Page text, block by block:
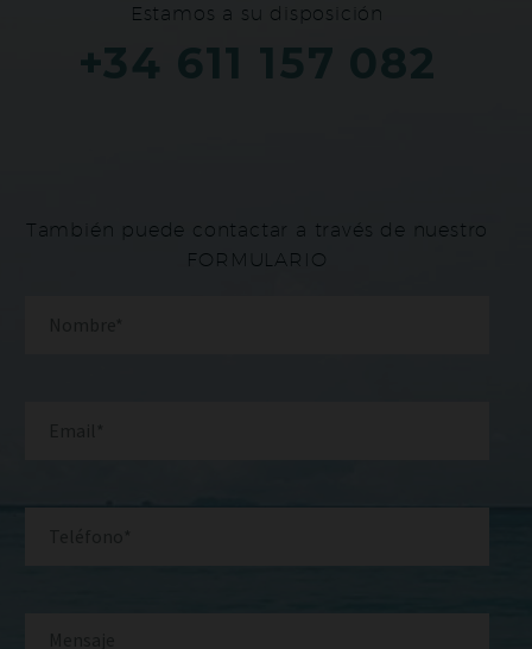
Estamos a su disposición
+34 611 157 082
También puede contactar a través de nuestro
FORMULARIO